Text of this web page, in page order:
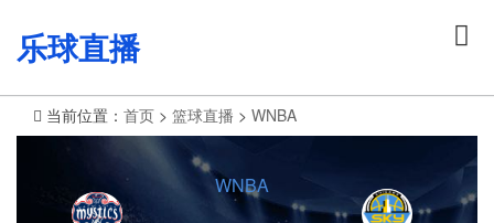
乐球直播
当前位置： 首页 > 篮球直播 > WNBA
WNBA